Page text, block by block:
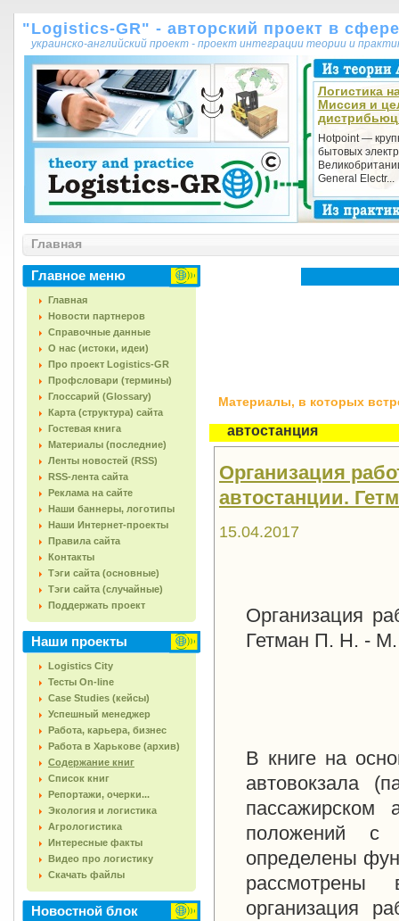
"Logistics-GR" - авторский проект в
украинско-английский проект - проект интеграции теории и
Логистика
Миссия и
Hotpoint —
бытовых
General Electr...
Главная
Главное меню
Главная
Новости партнеров
Справочные данные
О нас (истоки, идеи)
Про проект Logistics-GR
Профсловари (термины)
Глоссарий (Glossary)
Карта (структура) сайта
Гостевая книга
Материалы (последние)
Ленты новостей (RSS)
RSS-лента сайта
Реклама на сайте
Наши баннеры, логотипы
Наши Интернет-проекты
Правила сайта
Контакты
Тэги сайта (основные)
Тэги сайта (случайные)
Поддержать проект
Наши проекты
Logistics City
Тесты On-line
Case Studies (кейсы)
Успешный менеджер
Работа, карьера, бизнес
Работа в Харькове (архив)
Содержание книг
Список книг
Репортажи, очерки...
Экология и логистика
Агрологистика
Интересные факты
Видео про логистику
Скачать файлы
Новостной блок
Материалы, в которых
автостанция
Организация
автостанции.
15.04.2017
Организация
Гетман П. Н. -
В книге на
автовокзала
пассажирском
положений с
определены
рассмотрены
организация